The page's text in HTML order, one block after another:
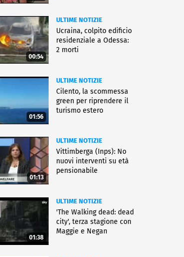
00:54
ULTIME NOTIZIE
Ucraina, colpito edificio
residenziale a Odessa:
2 morti
01:56
ULTIME NOTIZIE
Cilento, la scommessa
green per riprendere il
turismo estero
01:13
ULTIME NOTIZIE
Vittimberga (Inps): No
nuovi interventi su età
pensionabile
01:38
ULTIME NOTIZIE
'The Walking dead: dead
city', terza stagione con
Maggie e Negan